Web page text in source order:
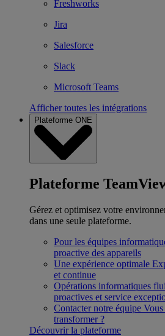
Freshworks
Jira
Salesforce
Slack
Microsoft Teams
Afficher toutes les intégrations
Plateforme ONE
Plateforme
Gérez et optimisez votre
dans une seule plateforme.
Pour les équipes
proactive des appareils
Une expérience optimale
et continue
Opérations informatiques
proactives et service
Contacter notre équipe Vous
transformer ?
Découvrir la plateforme